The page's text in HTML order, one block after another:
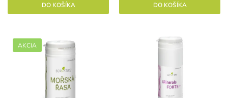
DO KOŠÍKA DO KOŠÍKA
AKCIA